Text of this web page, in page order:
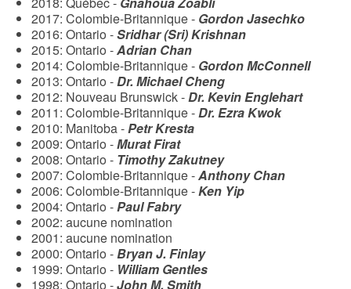
2017: Colombie-Britannique - Gordon Jasechko
2016: Ontario -Sridhar (Sri) Krishnan
2015: Ontario -Adrian Chan
2014: Colombie-Britannique - Gordon McConnell
2013: Ontario -Dr. Michael Cheng
2012: Nouveau Brunswick -Dr. Kevin Englehart
2011: Colombie-Britannique -Dr. Ezra Kwok
2010: Manitoba -Petr Kresta
2009: Ontario -Murat Firat
2008: Ontario - Timothy Zakutney
2007: Colombie-Britannique -Anthony Chan
2006: Colombie-Britannique -Ken Yip
2004: Ontario -Paul Fabry
2002: aucune nomination
2001: aucune nomination
2000: Ontario -Bryan J. Finlay
1999: Ontario - William Gentles
1998: Ontario -John M. Smith